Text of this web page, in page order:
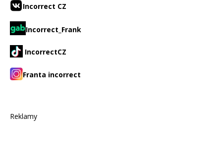
Incorrect CZ
Incorrect_Frank
IncorrectCZ
Franta incorrect
Reklamy